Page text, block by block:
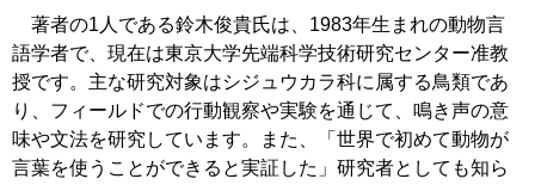
著者の1人である鈴木俊貴氏は、1983年生まれの動物言
語学者で、現在は東京大学先端科学技術研究センター准教
授です。主な研究対象はシジュウカラ科に属する鳥類であ
り、フィールドでの行動観察や実験を通じて、鳴き声の意
味や文法を研究しています。また、「世界で初めて動物が
言葉を使うことができると実証した」研究者としても知ら